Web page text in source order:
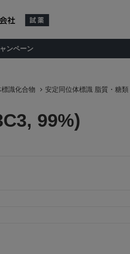
ンペーン
識化合物 安定同位体標識 脂質・糖類
99%)